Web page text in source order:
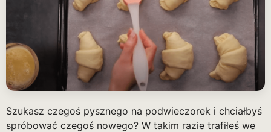
Szukasz czegoś pysznego na podwieczorek i chciałbyś
spróbować czegoś nowego? W takim razie trafiłeś we